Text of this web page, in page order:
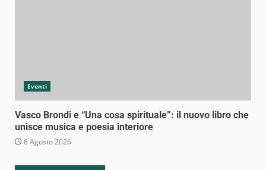
Eventi
Vasco Brondi e “Una cosa spirituale”: il nuovo libro che
unisce musica e poesia interiore
8 Agosto 2026